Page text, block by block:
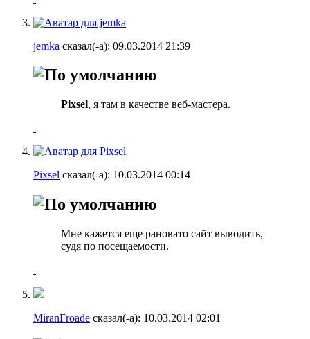
jemka сказал(-а): 09.03.2014 21:39
Pixsel, я там в качестве веб-мастера.
Pixsel сказал(-а): 10.03.2014 00:14
Мне кажется еще рановато сайт выводить,
судя по посещаемости.
MiranFroade сказал(-а): 10.03.2014 02:01